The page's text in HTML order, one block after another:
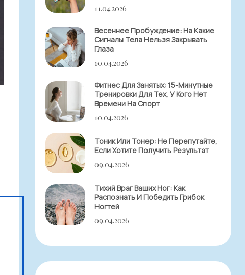
11.04.2026
Весеннее Пробуждение: На Какие
Сигналы Тела Нельзя Закрывать
Глаза
10.04.2026
Фитнес Для Занятых: 15-Минутные
Тренировки Для Тех, У Кого Нет
Времени На Спорт
10.04.2026
Тоник Или Тонер: Не Перепутайте,
Если Хотите Получить Результат
09.04.2026
Тихий Враг Ваших Ног: Как
Распознать И Победить Грибок
Ногтей
09.04.2026